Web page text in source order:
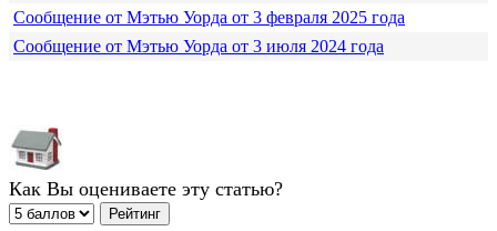
Сообщение от Мэтью Уорда от 3 февраля 2025 года
Сообщение от Мэтью Уорда от 3 июля 2024 года
Как Вы оцениваете эту статью?